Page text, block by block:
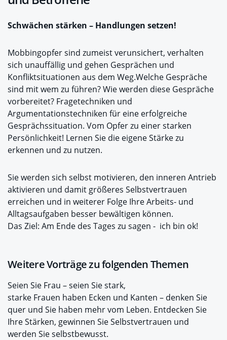
Schwächen stärken – Handlungen setzen!
Mobbingopfer sind zumeist verunsichert, verhalten
sich unauffällig und gehen Gesprächen und
Konfliktsituationen aus dem Weg.Welche Gespräche
sind mit wem zu führen? Wie werden diese Gespräche
vorbereitet? Fragetechniken und
Argumentationstechniken für eine erfolgreiche
Gesprächssituation. Vom Opfer zu einer starken
Persönlichkeit! Lernen Sie die eigene Stärke zu
erkennen und zu nutzen.
Sie werden sich selbst motivieren, den inneren Antrieb
aktivieren und damit größeres Selbstvertrauen
erreichen und in weiterer Folge Ihre Arbeits- und
Alltagsaufgaben besser bewältigen können.
Das Ziel: Am Ende des Tages zu sagen - ich bin ok!
Weitere Vorträge zu folgenden Themen
Seien Sie Frau – seien Sie stark,
starke Frauen haben Ecken und Kanten – denken Sie
quer und Sie haben mehr vom Leben. Entdecken Sie
Ihre Stärken, gewinnen Sie Selbstvertrauen und
werden Sie selbstbewusst.